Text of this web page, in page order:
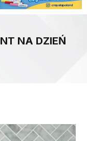
NA DZIEŃ